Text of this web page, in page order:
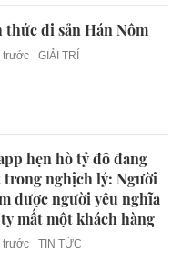
thức di sản Hán Nôm
trước GIẢI TRÍ
hẹn hò tỷ đô đang
trong nghịch lý: Người
được người yêu nghĩa
mất một khách hàng
trước TIN TỨC